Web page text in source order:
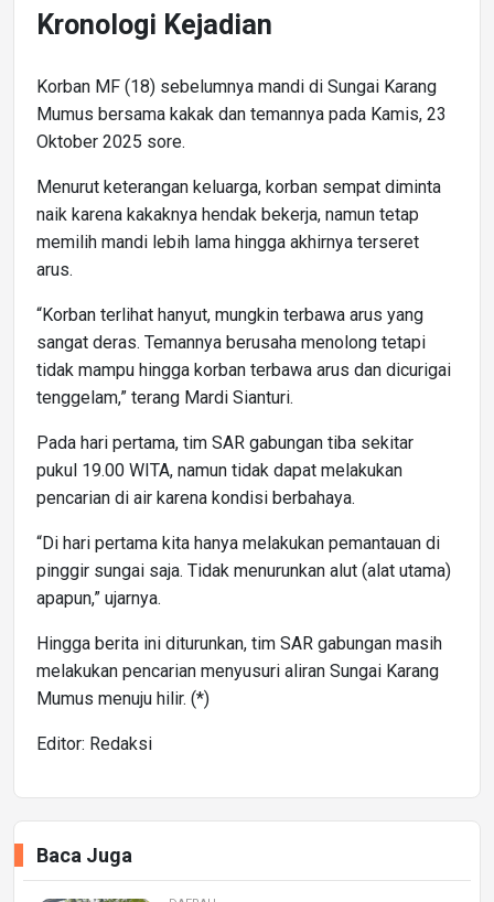
Kronologi Kejadian
Korban MF (18) sebelumnya mandi di Sungai Karang
Mumus bersama kakak dan temannya pada Kamis, 23
Oktober 2025 sore.
Menurut keterangan keluarga, korban sempat diminta
naik karena kakaknya hendak bekerja, namun tetap
memilih mandi lebih lama hingga akhirnya terseret
arus.
“Korban terlihat hanyut, mungkin terbawa arus yang
sangat deras. Temannya berusaha menolong tetapi
tidak mampu hingga korban terbawa arus dan dicurigai
tenggelam,” terang Mardi Sianturi.
Pada hari pertama, tim SAR gabungan tiba sekitar
pukul 19.00 WITA, namun tidak dapat melakukan
pencarian di air karena kondisi berbahaya.
“Di hari pertama kita hanya melakukan pemantauan di
pinggir sungai saja. Tidak menurunkan alut (alat utama)
apapun,” ujarnya.
Hingga berita ini diturunkan, tim SAR gabungan masih
melakukan pencarian menyusuri aliran Sungai Karang
Mumus menuju hilir. (*)
Editor: Redaksi
Baca Juga